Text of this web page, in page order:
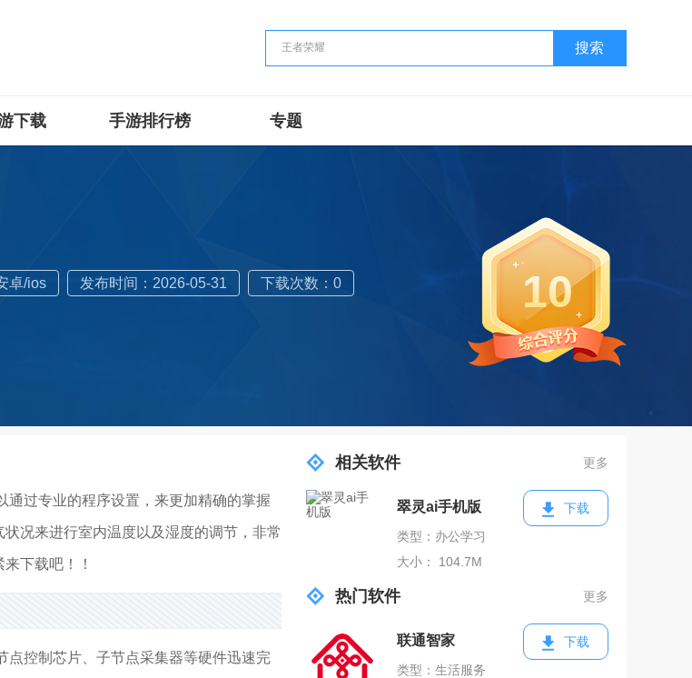
搜索
下载 手游排行榜 专题
卓/ios 发布时间：2026-05-31 下载次数：0 10
通过专业的程序设置，来更加精确的掌握
况来进行室内温度以及湿度的调节，非常
下载吧！！
点控制芯片、子节点采集器等硬件迅速完
相关软件 更多
翠灵ai手机版
类型：办公学习
大小： 104.7M
下载
热门软件 更多
联通智家
类型：生活服务
下载